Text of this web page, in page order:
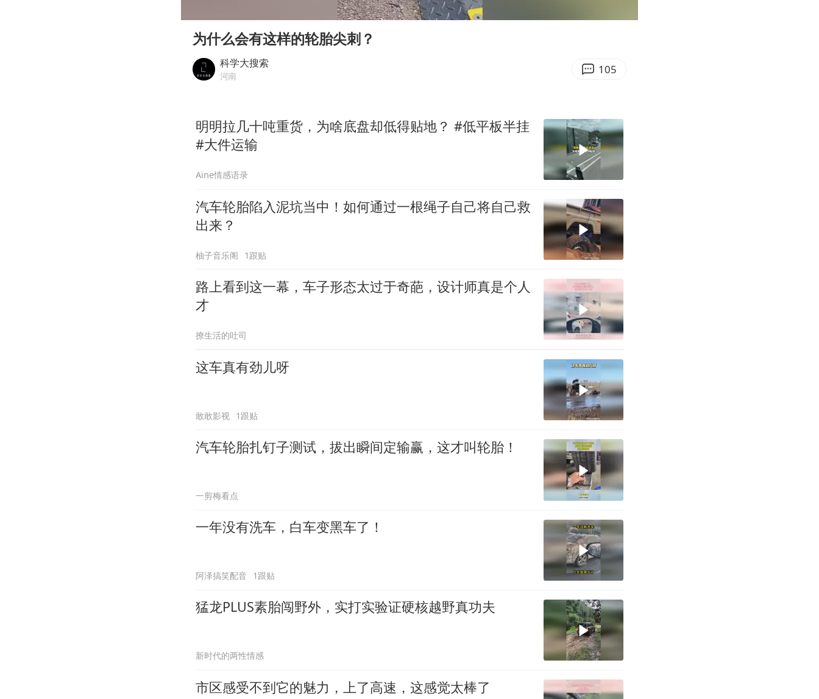
要给全体职工“应休尽休”的底气
如何把百年大党建设得更加坚强有力
李亚鹏向地铁吐血女孩捐99999元
为什么会有这样的轮胎尖刺？
科学大搜索
河南 105
明明拉几十吨重货，为啥底盘却低得贴地？ #低平板半挂
#大件运输
Aine情感语录
汽车轮胎陷入泥坑当中！如何通过一根绳子自己将自己救
出来？
柚子音乐阁 1跟贴
路上看到这一幕，车子形态太过于奇葩，设计师真是个人
才
撩生活的吐司
这车真有劲儿呀
敢敢影视 1跟贴
汽车轮胎扎钉子测试，拔出瞬间定输赢，这才叫轮胎！
一剪梅看点
一年没有洗车，白车变黑车了！
阿泽搞笑配音 1跟贴
猛龙PLUS素胎闯野外，实打实验证硬核越野真功夫
新时代的两性情感
市区感受不到它的魅力，上了高速，这感觉太棒了